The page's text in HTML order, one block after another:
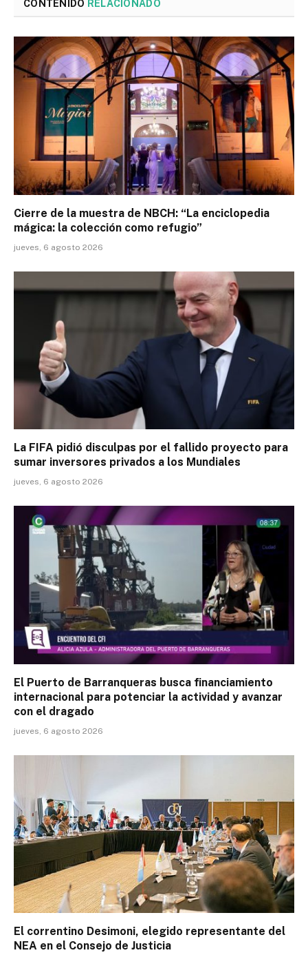
CONTENIDO RELACIONADO
Cierre de la muestra de NBCH: “La enciclopedia
mágica: la colección como refugio”
jueves, 6 agosto 2026
La FIFA pidió disculpas por el fallido proyecto para
sumar inversores privados a los Mundiales
jueves, 6 agosto 2026
El Puerto de Barranqueras busca financiamiento
internacional para potenciar la actividad y avanzar
con el dragado
jueves, 6 agosto 2026
El correntino Desimoni, elegido representante del
NEA en el Consejo de Justicia